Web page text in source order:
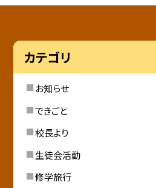
カテゴリ
お知らせ
できごと
校長より
生徒会活動
修学旅行